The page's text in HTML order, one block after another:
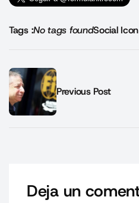
Tags :No tags foundSocial
Previous Post
Deja un